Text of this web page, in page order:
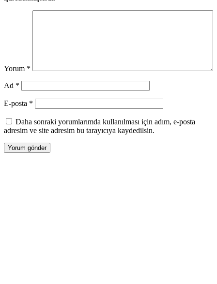
Yorum *
Ad *
E-posta *
Daha sonraki yorumlarımda kullanılması için adım, e-posta
adresim ve site adresim bu tarayıcıya kaydedilsin.